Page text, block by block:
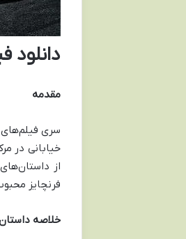
دانلود فیلم
مقدمه
سری
خیابانی در
از
فرنچایز
خلاصه